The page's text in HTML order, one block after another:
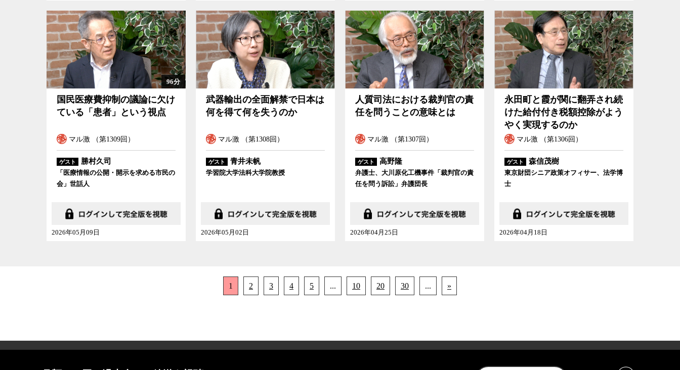
96分
国民医療費抑制の議論に欠け
ている「患者」という視点
マル激 （第1309回）
ゲスト 勝村久司
「医療情報の公開・開示を求める市民の
会」世話人
2026年05月09日
武器輸出の全面解禁で日本は
何を得て何を失うのか
マル激 （第1308回）
ゲスト 青井未帆
学習院大学法科大学院教授
2026年05月02日
人質司法における裁判官の責
任を問うことの意味とは
マル激 （第1307回）
ゲスト 高野隆
弁護士、大川原化工機事件「裁判官の責
任を問う訴訟」弁護団長
2026年04月25日
永田町と霞が関に翻弄され続
けた給付付き税額控除がよう
やく実現するのか
マル激 （第1306回）
ゲスト 森信茂樹
東京財団シニア政策オフィサー、法学博
士
2026年04月18日
1 2 3 4 5 ... 10 20 30 ... »